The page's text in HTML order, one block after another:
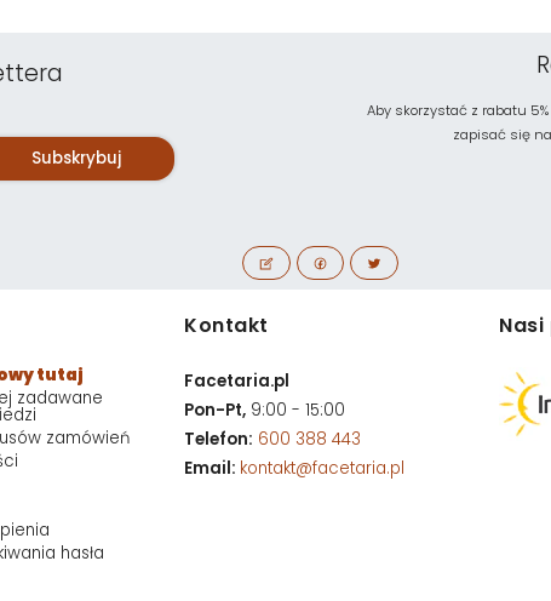
Subskrybuj
Aby skorzystać z rabatu
zapisać się
tutaj
zadawane
zamówień
hasła
Kontakt
Facetaria.pl
Pon-Pt, 9:00 - 15:00
Telefon: 600 388 443
Email: kontakt@facetaria.pl